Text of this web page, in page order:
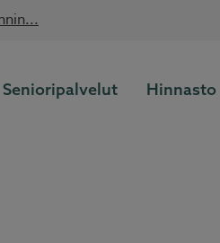
Senioripalvelut Hinnasto